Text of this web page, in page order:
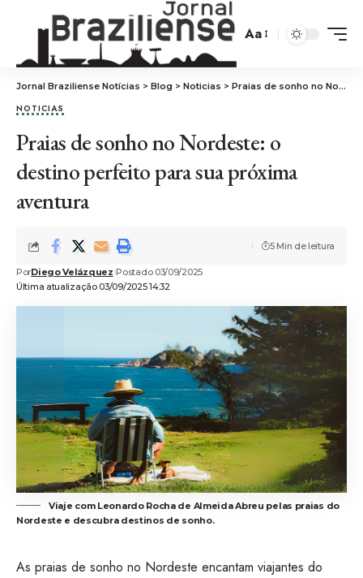
Aa
Jornal Braziliense Notícias > Blog > Noticias > Praias de sonho no Nordeste: o destino perfeito para sua próxima aventura
NOTICIAS
Praias de sonho no Nordeste: o
destino perfeito para sua próxima
aventura
Última atualização 03/09/2025 14:32
PorDiego Velázquez Postado 03/09/2025
5 Min de leitura
Viaje com Leonardo Rocha de Almeida Abreu pelas praias do
Nordeste e descubra destinos de sonho.
As praias de sonho no Nordeste encantam viajantes do